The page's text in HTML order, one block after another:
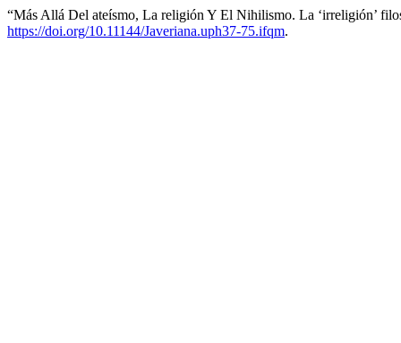
“Más Allá Del ateísmo, La religión Y El Nihilismo. La ‘irreligión’
https://doi.org/10.11144/Javeriana.uph37-75.ifqm.